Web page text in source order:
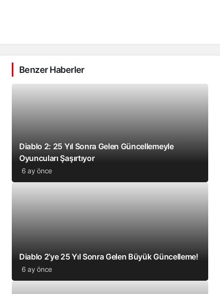
Benzer Haberler
Diablo 2: 25 Yıl Sonra Gelen Güncellemeyle
Oyuncuları Şaşırtıyor
6 ay önce
Diablo 2’ye 25 Yıl Sonra Gelen Büyük Güncelleme!
6 ay önce